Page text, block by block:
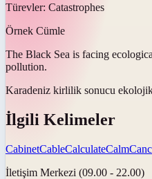
Türevler: Catastrophes
Örnek Cümle
The Black Sea is facing
pollution.
Karadeniz kirlilik sonucu
İlgili Kelimeler
CabinetCableCalculateCalm
İletişim Merkezi (09.00 - 22.00)